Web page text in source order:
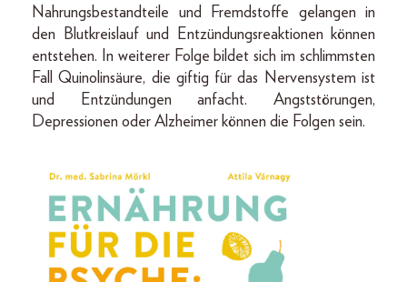
Nahrungsbestandteile und Fremdstoffe gelangen in
den Blutkreislauf und Entzündungsreaktionen können
entstehen. In weiterer Folge bildet sich im schlimmsten
Fall Quinolinsäure, die giftig für das Nervensystem ist
und Entzündungen anfacht. Angststörungen,
Depressionen oder Alzheimer können die Folgen sein.